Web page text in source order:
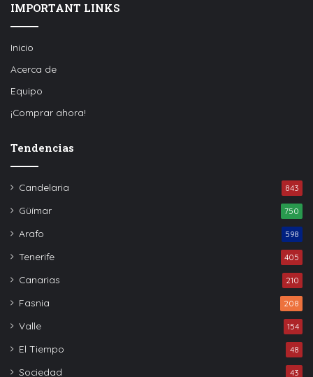
IMPORTANT LINKS
Inicio
Acerca de
Equipo
¡Comprar ahora!
Tendencias
Candelaria 843
Güímar 750
Arafo 598
Tenerife 405
Canarias 210
Fasnia 208
Valle 154
El Tiempo 48
Sociedad 43